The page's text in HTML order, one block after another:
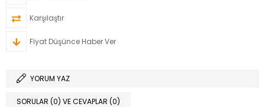
Karşılaştır
Fiyat Düşünce Haber Ver
YORUM YAZ
SORULAR (0) VE CEVAPLAR (0)